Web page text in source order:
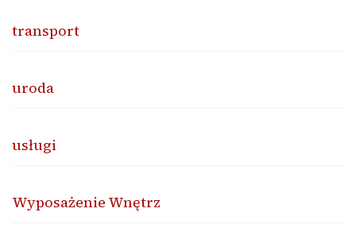
transport
uroda
usługi
Wyposażenie Wnętrz